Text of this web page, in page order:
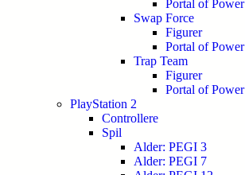
Portal of Power
Swap Force
Figurer
Portal of Power
Trap Team
Figurer
Portal of Power
PlayStation 2
Controllere
Spil
Alder: PEGI 3
Alder: PEGI 7